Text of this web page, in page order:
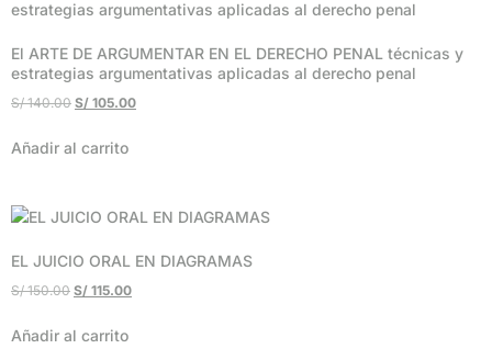
El ARTE DE ARGUMENTAR EN EL DERECHO PENAL técnicas y
estrategias argumentativas aplicadas al derecho penal
S/140.00 S/ 105.00
Añadir al carrito
EL JUICIO ORAL EN DIAGRAMAS
S/150.00 S/ 115.00
Añadir al carrito